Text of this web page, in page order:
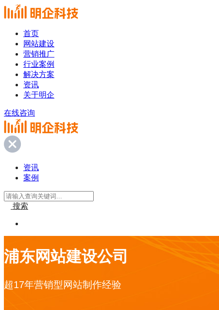
首页
网站建设
营销推广
行业案例
解决方案
资讯
关于明企
在线咨询
资讯
案例
搜索
浦东网站建设公司
超17年营销型网站制作经验